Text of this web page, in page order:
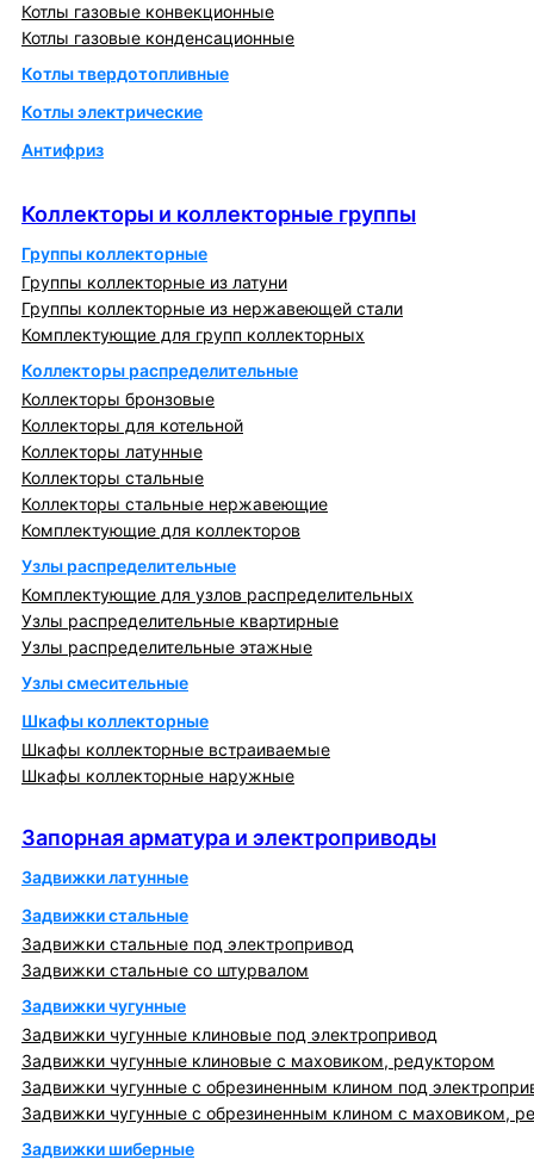
Котлы газовые конвекционные
Котлы газовые конденсационные
Котлы твердотопливные
Котлы электрические
Антифриз
Коллекторы и коллекторные группы
Группы коллекторные
Группы коллекторные из латуни
Группы коллекторные из нержавеющей стали
Комплектующие для групп коллекторных
Коллекторы распределительные
Коллекторы бронзовые
Коллекторы для котельной
Коллекторы латунные
Коллекторы стальные
Коллекторы стальные нержавеющие
Комплектующие для коллекторов
Узлы распределительные
Комплектующие для узлов распределительных
Узлы распределительные квартирные
Узлы распределительные этажные
Узлы смесительные
Шкафы коллекторные
Шкафы коллекторные встраиваемые
Шкафы коллекторные наружные
Запорная арматура и электроприводы
Задвижки латунные
Задвижки стальные
Задвижки стальные под электропривод
Задвижки стальные со штурвалом
Задвижки чугунные
Задвижки чугунные клиновые под электропривод
Задвижки чугунные клиновые с маховиком, редуктором
Задвижки чугунные с обрезиненным клином под
Задвижки чугунные с обрезиненным клином с маховиком,
Задвижки шиберные